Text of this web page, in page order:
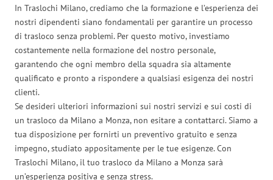
In Traslochi Milano, crediamo che la formazione e l’esperienza dei
nostri dipendenti siano fondamentali per garantire un processo
di trasloco senza problemi. Per questo motivo, investiamo
costantemente nella formazione del nostro personale,
garantendo che ogni membro della squadra sia altamente
qualificato e pronto a rispondere a qualsiasi esigenza dei nostri
clienti.
Se desideri ulteriori informazioni sui nostri servizi e sui costi di
un trasloco da Milano a Monza, non esitare a contattarci. Siamo a
tua disposizione per fornirti un preventivo gratuito e senza
impegno, studiato appositamente per le tue esigenze. Con
Traslochi Milano, il tuo trasloco da Milano a Monza sarà
un’esperienza positiva e senza stress.